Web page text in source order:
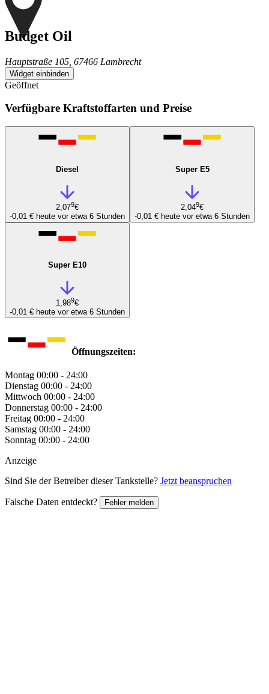
Budget Oil
Hauptstraße 105, 67466 Lambrecht
Widget einbinden
Geöffnet
Verfügbare Kraftstoffarten und Preise
Diesel
2,079€
-0,01 € heute vor etwa 6 Stunden
Super E5
2,049€
-0,01 € heute vor etwa 6 Stunden
Super E10
1,989€
-0,01 € heute vor etwa 6 Stunden
Öffnungszeiten:
Montag 00:00 - 24:00
Dienstag 00:00 - 24:00
Mittwoch 00:00 - 24:00
Donnerstag 00:00 - 24:00
Freitag 00:00 - 24:00
Samstag 00:00 - 24:00
Sonntag 00:00 - 24:00
Anzeige
Sind Sie der Betreiber dieser Tankstelle? Jetzt beanspruchen
Falsche Daten entdeckt? Fehler melden